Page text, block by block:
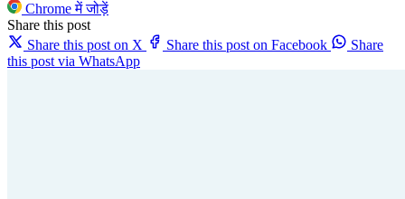
Chrome में जोड़ें
Share this post
Share this post on X
Share this post on Facebook
Share
this post via WhatsApp